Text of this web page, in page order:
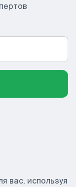
вас, используя